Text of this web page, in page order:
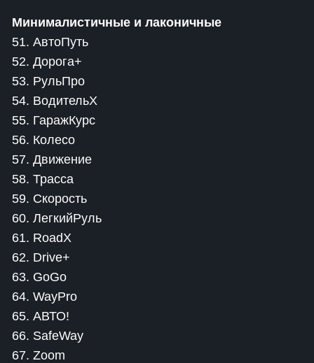
Минималистичные и лаконичные
51. АвтоПуть
52. Дорога+
53. РульПро
54. ВодительХ
55. ГаражКурс
56. Колесо
57. Движение
58. Трасса
59. Скорость
60. ЛегкийРуль
61. RoadX
62. Drive+
63. GoGo
64. WayPro
65. АВТО!
66. SafeWay
67. Zoom